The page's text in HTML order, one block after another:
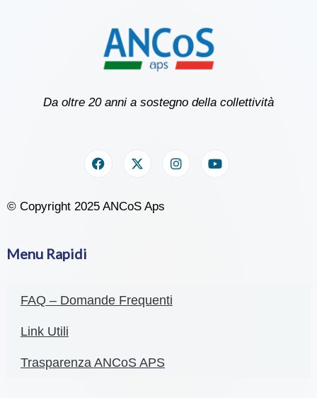
Da oltre 20 anni a sostegno della collettività
© Copyright 2025 ANCoS Aps
Menu Rapidi
FAQ – Domande Frequenti
Link Utili
Trasparenza ANCoS APS